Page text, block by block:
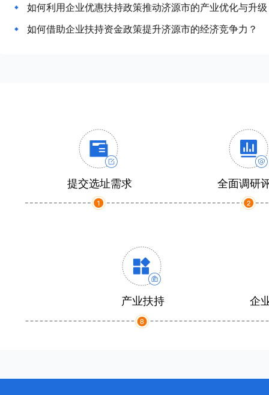
如何利用企业优惠扶持政策推动济源市的产业优化与升
如何借助企业扶持资金政策提升济源市的经济竞争力？
提交选址需求 全面调研
产业扶持 企